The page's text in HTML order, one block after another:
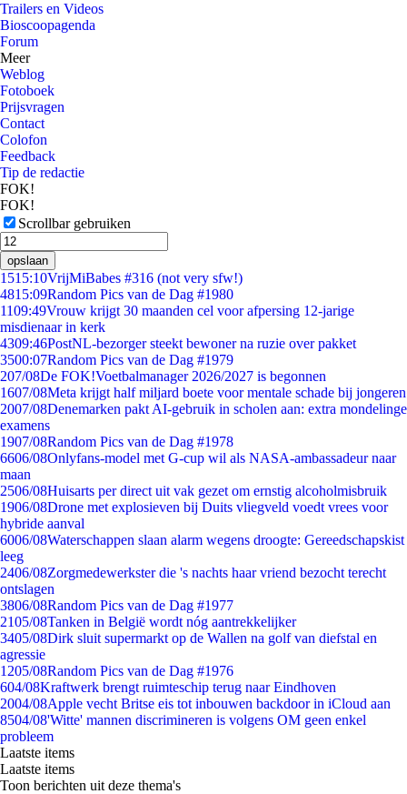
Trailers en Videos
Bioscoopagenda
Forum
Meer
Weblog
Fotoboek
Prijsvragen
Contact
Colofon
Feedback
Tip de redactie
FOK!
FOK!
Scrollbar gebruiken
opslaan
1515:10VrijMiBabes #316 (not very sfw!)
4815:09Random Pics van de Dag #1980
1109:49Vrouw krijgt 30 maanden cel voor afpersing 12-jarige
misdienaar in kerk
4309:46PostNL-bezorger steekt bewoner na ruzie over pakket
3500:07Random Pics van de Dag #1979
207/08De FOK!Voetbalmanager 2026/2027 is begonnen
1607/08Meta krijgt half miljard boete voor mentale schade bij jongeren
2007/08Denemarken pakt AI-gebruik in scholen aan: extra mondelinge
examens
1907/08Random Pics van de Dag #1978
6606/08Onlyfans-model met G-cup wil als NASA-ambassadeur naar
maan
2506/08Huisarts per direct uit vak gezet om ernstig alcoholmisbruik
1906/08Drone met explosieven bij Duits vliegveld voedt vrees voor
hybride aanval
6006/08Waterschappen slaan alarm wegens droogte: Gereedschapskist
leeg
2406/08Zorgmedewerkster die 's nachts haar vriend bezocht terecht
ontslagen
3806/08Random Pics van de Dag #1977
2105/08Tanken in België wordt nóg aantrekkelijker
3405/08Dirk sluit supermarkt op de Wallen na golf van diefstal en
agressie
1205/08Random Pics van de Dag #1976
604/08Kraftwerk brengt ruimteschip terug naar Eindhoven
2004/08Apple vecht Britse eis tot inbouwen backdoor in iCloud aan
8504/08'Witte' mannen discrimineren is volgens OM geen enkel
probleem
Laatste items
Laatste items
Toon berichten uit deze thema's